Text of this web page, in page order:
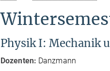
Physik I: Mechanik
Dozenten: Danzmann